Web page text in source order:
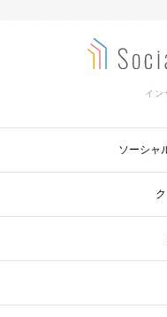
イン
ソーシャ